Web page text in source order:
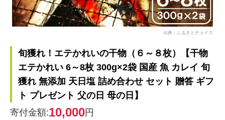
出典：ふるさとチョイス
旬獲れ！エテかれいの干物（６～８枚）【干物
エテかれい 6～8枚 300g×2袋 国産 魚 カレイ 旬
獲れ 無添加 天日塩 詰め合わせ セット 贈答 ギフ
ト プレゼント 父の日 母の日】
寄付金額:10,000円